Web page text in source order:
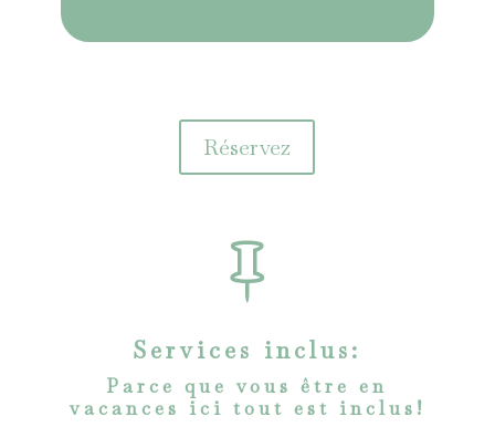
Réservez

Services inclus:
Parce que vous être en
vacances ici tout est inclus!